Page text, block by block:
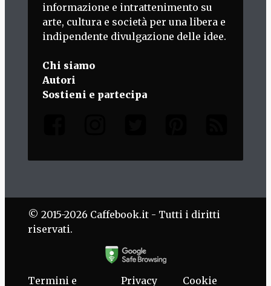
informazione e intrattenimento su
arte, cultura e società per una libera e
indipendente divulgazione delle idee.
Chi siamo
Autori
Sostieni e partecipa
© 2015-2026 Caffebook.it - Tutti i diritti
riservati.
Termini e Privacy Cookie